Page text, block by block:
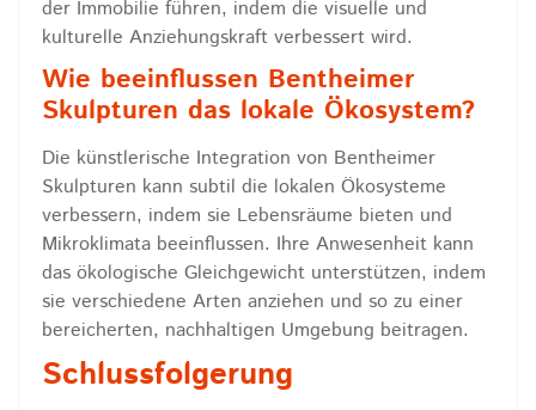
der Immobilie führen, indem die visuelle und
kulturelle Anziehungskraft verbessert wird.
Wie beeinflussen Bentheimer
Skulpturen das lokale Ökosystem?
Die künstlerische Integration von Bentheimer
Skulpturen kann subtil die lokalen Ökosysteme
verbessern, indem sie Lebensräume bieten und
Mikroklimata beeinflussen. Ihre Anwesenheit kann
das ökologische Gleichgewicht unterstützen, indem
sie verschiedene Arten anziehen und so zu einer
bereicherten, nachhaltigen Umgebung beitragen.
Schlussfolgerung